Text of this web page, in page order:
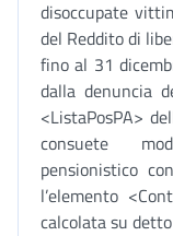
disoccupate
del Reddito di
fino al 31
dalla denuncia
<ListaPosPA>
consuete
pensionistico
l’elemento
calcolata su